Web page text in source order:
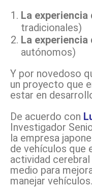
La experiencia
tradicionales)
La experiencia
autónomos)
Y por novedoso
un proyecto que
estar en
De acuerdo con
Investigador
la empresa
de vehículos que
actividad
medio para
manejar vehículos.